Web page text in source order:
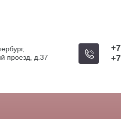
проезд, д.37